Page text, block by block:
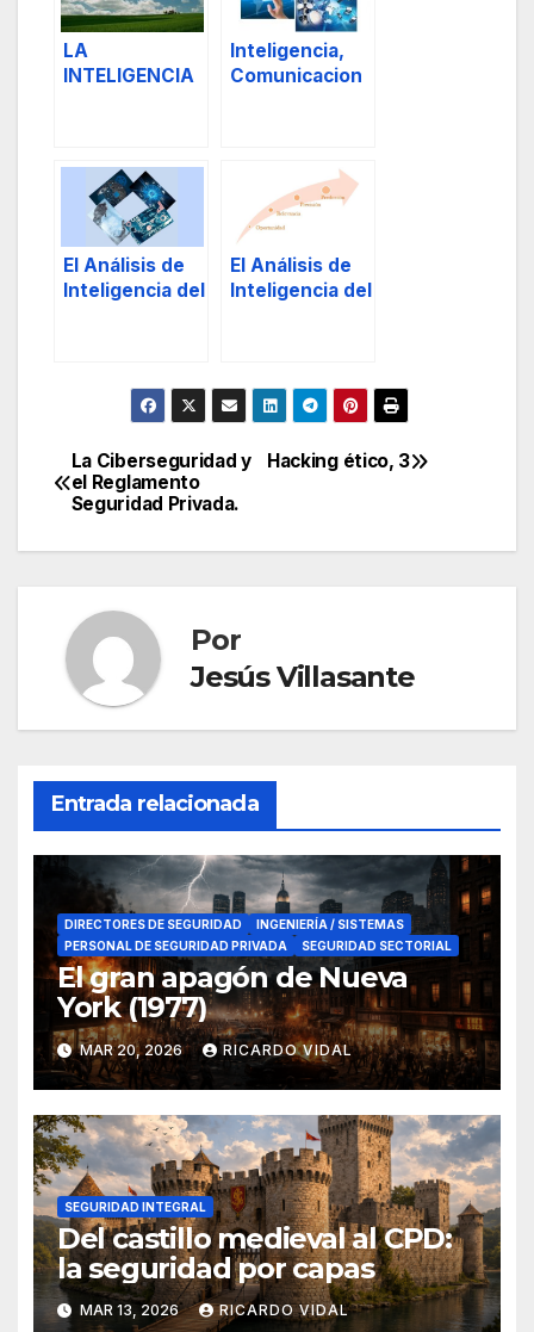
LA
INTELIGENCIA
«tierra» y otro
en la «nube»
Inteligencia,
Comunicacion
El Análisis de
Inteligencia del
El Análisis de
Inteligencia del
Navegación
de
Hacking ético, 3
La Ciberseguridad y
el Reglamento
Seguridad Privada.
Por
Jesús Villasante
Entrada relacionada
DIRECTORES DE SEGURIDAD
INGENIERÍA / SISTEMAS
PERSONAL DE SEGURIDAD PRIVADA
SEGURIDAD SECTORIAL
El gran apagón de Nueva
York (1977)
MAR 20, 2026 RICARDO VIDAL
SEGURIDAD INTEGRAL
Del castillo medieval al CPD:
la seguridad por capas
MAR 13, 2026 RICARDO VIDAL